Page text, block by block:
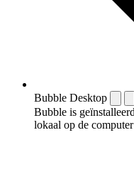
Bubble Desktop
Bubble is
lokaal op de